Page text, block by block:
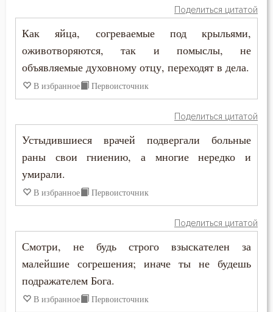
Поделиться цитатой
Как яйца, согреваемые под крыльями,
оживотворяются, так и помыслы, не
объявляемые духовному отцу, переходят в дела.
В избранное Первоисточник
Поделиться цитатой
Устыдившиеся врачей подвергали больные
раны свои гниению, а многие нередко и
умирали.
В избранное Первоисточник
Поделиться цитатой
Смотри, не будь строго взыскателен за
малейшие согрешения; иначе ты не будешь
подражателем Бога.
В избранное Первоисточник